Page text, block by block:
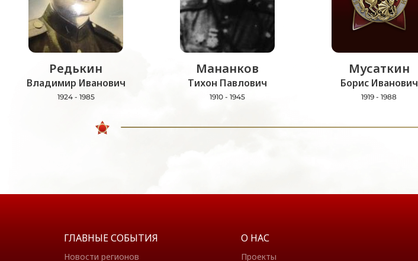
Редькин
Владимир Иванович
1924 - 1985
Мананков
Тихон Павлович
1910 - 1945
Мусаткин
Борис Иванович
1919 - 1988
ГЛАВНЫЕ СОБЫТИЯ
Новости регионов
О НАС
Проекты